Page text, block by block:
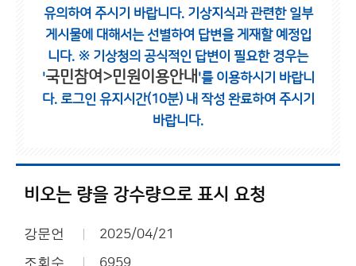
유의하여 주시기 바랍니다. 기상지식과 관련한 일부
게시물에 대해서는 선별하여 답변을 게재할 예정입
니다. ※ 기상청의 공식적인 답변이 필요한 경우는
'국민참여>민원이용안내 '를 이용하시기 바랍니
다. 로그인 유지시간(10분) 내 작성 완료하여 주시기
바랍니다.
비오는 량을 강수량으로 표시 요청
강문언 2025/04/21
조회수 6959